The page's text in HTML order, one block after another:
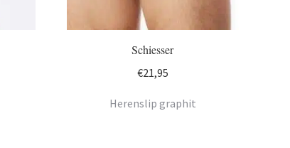
Schiesser
€21,95
Herenslip graphit